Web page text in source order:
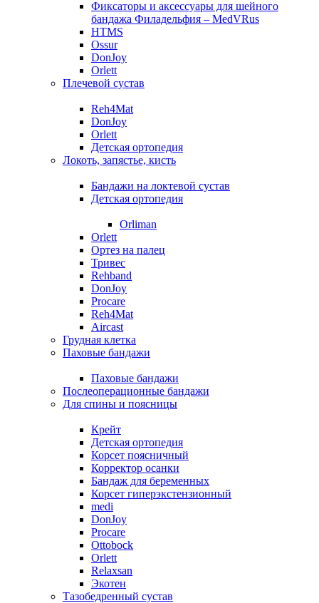
Фиксаторы и аксессуары для шейного
бандажа Филадельфия – MedVRus
HTMS
Ossur
DonJoy
Orlett
Плечевой сустав
Reh4Mat
DonJoy
Orlett
Детская ортопедия
Локоть, запястье, кисть
Бандажи на локтевой сустав
Детская ортопедия
Orliman
Orlett
Ортез на палец
Тривес
Rehband
DonJoy
Procare
Reh4Mat
Aircast
Грудная клетка
Паховые бандажи
Паховые бандажи
Послеоперационные бандажи
Для спины и поясницы
Крейт
Детская ортопедия
Корсет поясничный
Корректор осанки
Бандаж для беременных
Корсет гиперэкстензионный
medi
DonJoy
Procare
Ottobock
Orlett
Relaxsan
Экотен
Тазобедренный сустав